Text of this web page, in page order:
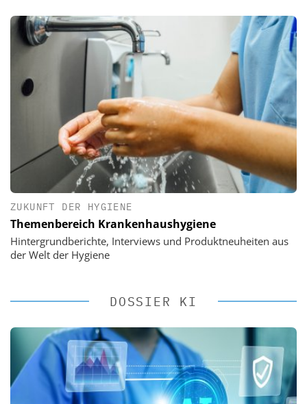
ZUKUNFT DER HYGIENE
Themenbereich Krankenhaushygiene
Hintergrundberichte, Interviews und Produktneuheiten aus
der Welt der Hygiene
DOSSIER KI